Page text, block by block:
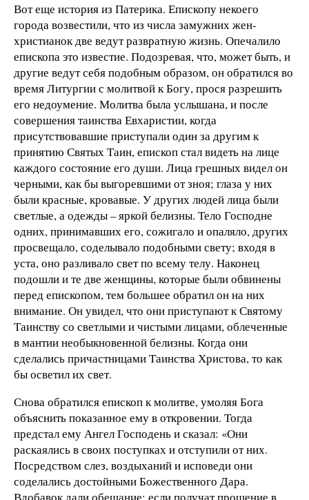
Вот еще история из Патерика. Епископу некоего
города возвестили, что из числа замужних жен-
христианок две ведут развратную жизнь. Опечалило
епископа это известие. Подозревая, что, может быть, и
другие ведут себя подобным образом, он обратился во
время Литургии с молитвой к Богу, прося разрешить
его недоумение. Молитва была услышана, и после
совершения таинства Евхаристии, когда
присутствовавшие приступали один за другим к
принятию Святых Таин, епископ стал видеть на лице
каждого состояние его души. Лица грешных видел он
черными, как бы выгоревшими от зноя; глаза у них
были красные, кровавые. У других людей лица были
светлые, а одежды – яркой белизны. Тело Господне
одних, принимавших его, сожигало и опаляло, других
просвещало, соделывало подобными свету; входя в
уста, оно разливало свет по всему телу. Наконец
подошли и те две женщины, которые были обвинены
перед епископом, тем большее обратил он на них
внимание. Он увидел, что они приступают к Святому
Таинству со светлыми и чистыми лицами, облеченные
в мантии необыкновенной белизны. Когда они
сделались причастницами Таинства Христова, то как
бы осветил их свет.
Снова обратился епископ к молитве, умоляя Бога
объяснить показанное ему в откровении. Тогда
предстал ему Ангел Господень и сказал: «Они
раскаялись в своих поступках и отступили от них.
Посредством слез, воздыханий и исповеди они
соделались достойными Божественного Дара.